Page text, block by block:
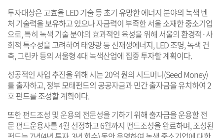
투자대상은 고효율 LED 기술 등 초기 유망한 에너지 분야의 녹색 벤
처 기술력을 보유하고 있으나 자금력이 부족한 서울 소재한 중소기업
으로, 특히 녹색 기술 분야의 효과적인 육성을 위해 서울의 환경적·사
회적 특수성을 고려하여 태양광 등 신재생에너지, LED 조명, 녹색 건
축, 그린카 등의 서울형 4대 녹색산업에 집중 투자할 계획이다.
성공적인 사업 추진을 위해 시는 20억 원의 시드머니(Seed Money)
를 출자하고, 정부 모태펀드의 공공자금과 민간 출자금을 유치하여 2
호 펀드를 조성할 계획이다.
또한 펀드조성 및 운용의 전문성을 기하기 위해 출자금을 운용할 전
문 펀드운용사를 4월 선정하고 6월까지 펀드조성을 완료하며, 조성된